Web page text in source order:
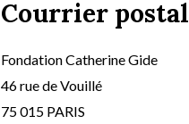
Courrier postal
Fondation Catherine Gide
46 rue de Vouillé
75 015 PARIS